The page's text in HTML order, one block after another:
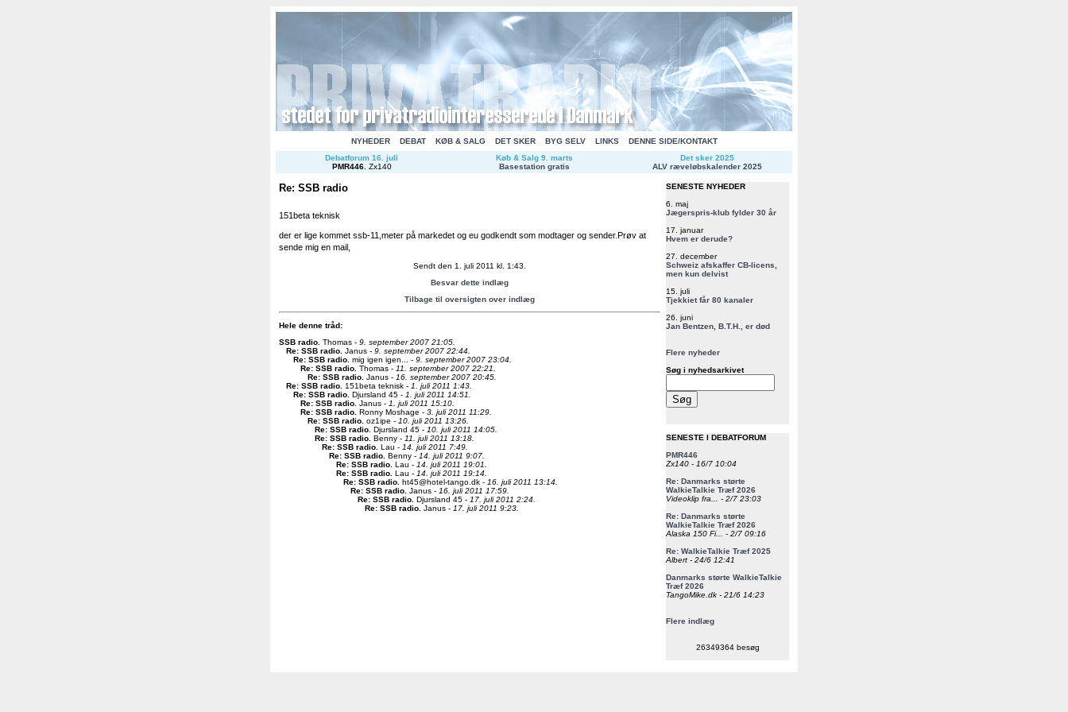
NYHEDER DEBAT KØB & SALG DET SKER BYG SELV LINKS
DENNE SIDE/KONTAKT
Debatforum 16. juli
PMR446. Zx140
Køb & Salg 9. marts
Basestation gratis
Det sker 2025
ALV ræveløbskalender 2025
Re: SSB radio
151beta teknisk
der er lige kommet ssb-11,meter på markedet og eu godkendt som modtager og sender.Prøv at
sende mig en mail,
Sendt den 1. juli 2011 kl. 1:43.
Besvar dette indlæg
Tilbage til oversigten over indlæg
Hele denne tråd:
SSB radio Thomas - 9. september 2007 21:05.
Re: SSB radio Janus - 9. september 2007 22:44.
Re: SSB radio mig igen igen... - 9. september 2007 23:04.
Re: SSB radio Thomas - 11. september 2007 22:21.
Re: SSB radio Janus - 16. september 2007 20:45.
Re: SSB radio
151beta teknisk - 1. juli 2011 1:43.
Re: SSB radio Djursland 45 - 1. juli 2011 14:51.
Re: SSB radio Janus - 1. juli 2011 15:10.
Re: SSB radio Ronny Moshage - 3. juli 2011 11:29.
Re: SSB radio oz1ipe - 10. juli 2011 13:26.
Re: SSB radio Djursland 45 - 10. juli 2011 14:05.
Re: SSB radio Benny - 11. juli 2011 13:18.
Re: SSB radio Lau - 14. juli 2011 7:49.
Re: SSB radio Benny - 14. juli 2011 9:07.
Re: SSB radio Lau - 14. juli 2011 19:01.
Re: SSB radio Lau - 14. juli 2011 19:14.
Re: SSB radio ht45@hotel-tango.dk - 16. juli 2011 13:14.
Re: SSB radio Janus - 16. juli 2011 17:59.
Re: SSB radio Djursland 45 - 17. juli 2011 2:24.
Re: SSB radio Janus - 17. juli 2011 9:23.
SENESTE NYHEDER
6. maj
Jægerspris-klub fylder 30 år
17. januar
Hvem er derude?
27. december
Schweiz afskaffer CB-licens,
men kun delvist
15. juli
Tjekkiet får 80 kanaler
26. juni
Jan Bentzen, B.T.H., er død
Flere nyheder
Søg i nyhedsarkivet
SENESTE I DEBATFORUM
PMR446
Zx140 - 16/7 10:04
Re: Danmarks størte
WalkieTalkie Træf 2026
Videoklip fra... - 2/7 23:03
Re: Danmarks størte
WalkieTalkie Træf 2026
Alaska 150 Fi... - 2/7 09:16
Re: WalkieTalkie Træf 2025
Albert - 24/6 12:41
Danmarks størte WalkieTalkie
Træf 2026
TangoMike.dk - 21/6 14:23
Flere indlæg
26349364 besøg